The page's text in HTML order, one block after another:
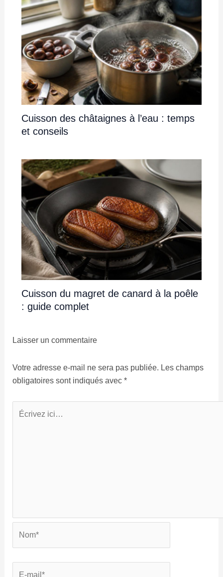
Cuisson des châtaignes à l’eau : temps
et conseils
Cuisson du magret de canard à la poêle
: guide complet
Laisser un commentaire
Votre adresse e-mail ne sera pas publiée. Les champs
obligatoires sont indiqués avec *